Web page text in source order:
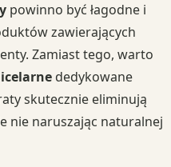
powinno być łagodne i
zawierających
Zamiast tego, warto
dedykowane
skutecznie eliminują
nie naruszając naturalnej